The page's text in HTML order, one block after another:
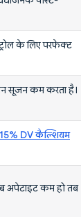
के लिए परफेक्ट
सूजन कम करता है।
DV कैल्शियम
अपेटाइट कम हो तब